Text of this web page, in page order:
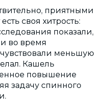
приятными
своя хитрость:
показали,
во время
меньшую
Кашель
повышение
задачу спинного